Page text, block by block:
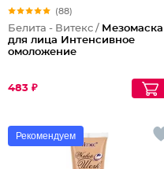
(88)
Белита - Витекс / Мезомаска
для лица Интенсивное
омоложение
483 ₽
Рекомендуем